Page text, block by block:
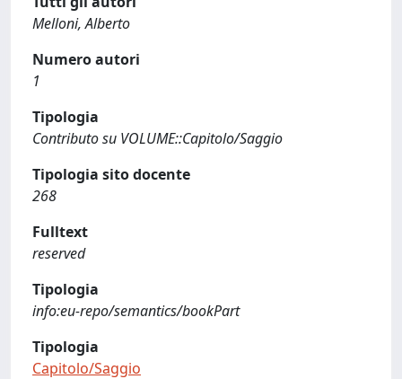
Melloni, Alberto
Numero autori
1
Tipologia
Contributo su VOLUME::Capitolo/Saggio
Tipologia sito docente
268
Fulltext
reserved
Tipologia
info:eu-repo/semantics/bookPart
Tipologia
Capitolo/Saggio